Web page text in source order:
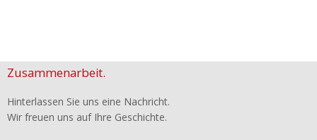
Zusammenarbeit.
Hinterlassen Sie uns eine Nachricht.
Wir freuen uns auf Ihre Geschichte.